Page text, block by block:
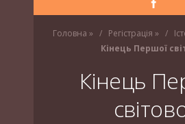
Головна » Регістрація »
Кінець Першої
Кінець